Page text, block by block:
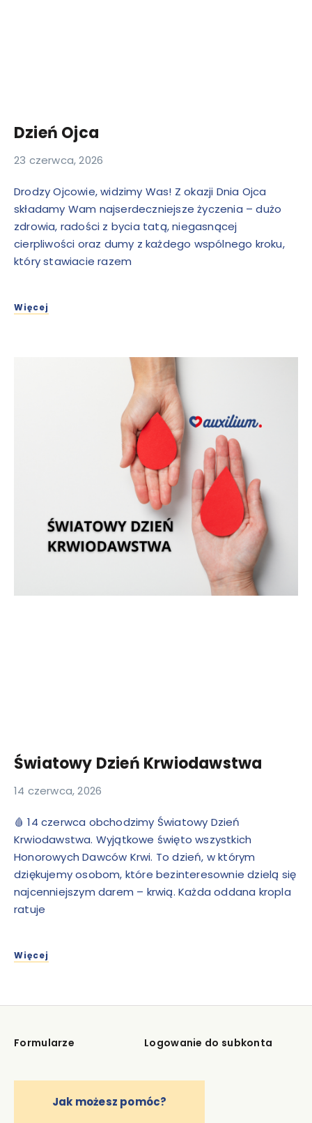
Dzień Ojca
23 czerwca, 2026
Drodzy Ojcowie, widzimy Was! Z okazji Dnia Ojca
składamy Wam najserdeczniejsze życzenia – dużo
zdrowia, radości z bycia tatą, niegasnącej
cierpliwości oraz dumy z każdego wspólnego kroku,
który stawiacie razem
Więcej
Światowy Dzień Krwiodawstwa
14 czerwca, 2026
🩸 14 czerwca obchodzimy Światowy Dzień
Krwiodawstwa. Wyjątkowe święto wszystkich
Honorowych Dawców Krwi. To dzień, w którym
dziękujemy osobom, które bezinteresownie dzielą się
najcenniejszym darem – krwią. Każda oddana kropla
ratuje
Więcej
Formularze Logowanie do subkonta
Jak możesz pomóc?